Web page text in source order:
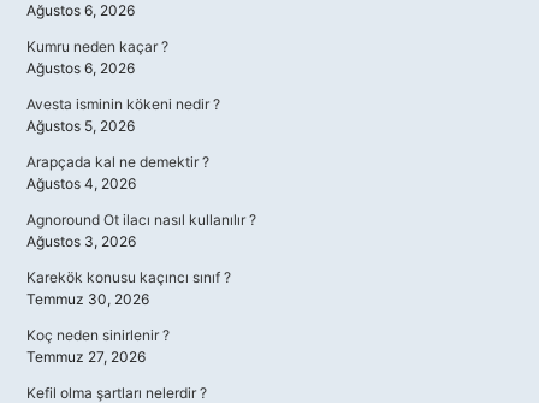
Ağustos 6, 2026
Kumru neden kaçar ?
Ağustos 6, 2026
Avesta isminin kökeni nedir ?
Ağustos 5, 2026
Arapçada kal ne demektir ?
Ağustos 4, 2026
Agnoround Ot ilacı nasıl kullanılır ?
Ağustos 3, 2026
Karekök konusu kaçıncı sınıf ?
Temmuz 30, 2026
Koç neden sinirlenir ?
Temmuz 27, 2026
Kefil olma şartları nelerdir ?